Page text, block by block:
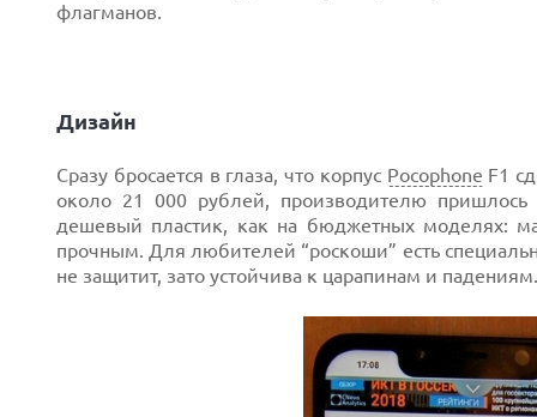
флагманов.
Дизайн
Сразу бросается в глаза, что корпус Pocophone F1
около 21 000 рублей, производителю пришлось
дешевый пластик, как на бюджетных моделях:
прочным. Для любителей “роскоши” есть
не защитит, зато устойчива к царапинам и падениям.